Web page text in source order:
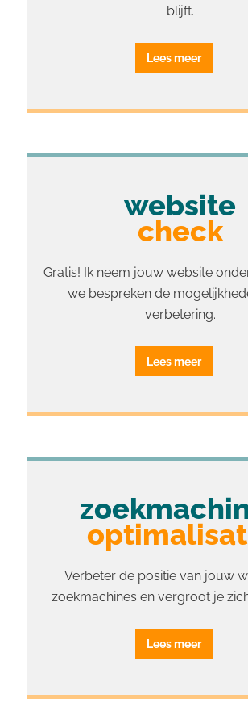
blijft.
Lees meer
website
check
Gratis! Ik neem jouw website
we bespreken de
verbetering.
Lees meer
Verbeter de positie van jouw
zoekmachines en vergroot je
Lees meer